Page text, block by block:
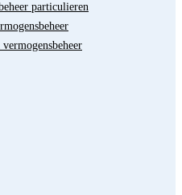
particulieren